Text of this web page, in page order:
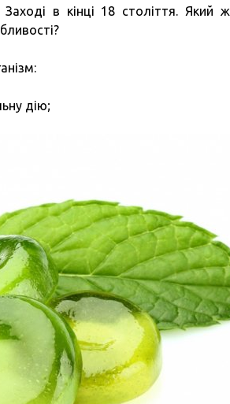
в кінці 18 століття.
дію;